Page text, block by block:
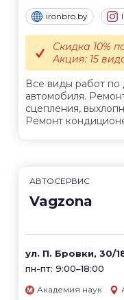
ironbro.by
Все виды работ по
автомобиля.
сцепления,
Ремонт
Скидка 10%
Акция: 15
АВТОСЕРВИС
Vagzona
ул. П. Бровки, 30/
пн-пт: 9:00–18:00
Академия наук